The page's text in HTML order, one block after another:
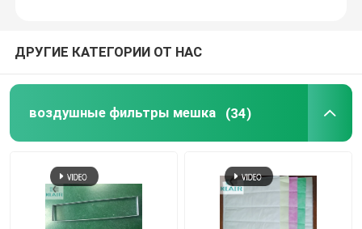
ДРУГИЕ КАТЕГОРИИ ОТ НАС
воздушные фильтры мешка (34)